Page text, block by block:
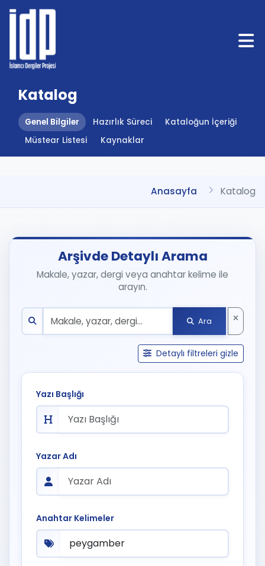
Katalog
Genel Bilgiler Hazırlık Süreci
Kataloğun İçeriği
Müstear Listesi
Kaynaklar
Anasayfa Katalog
Arşivde Detaylı Arama
Makale, yazar, dergi veya anahtar kelime ile
arayın.
Ara
Detaylı filtreleri gizle
Yazı Başlığı
Yazar Adı
Anahtar Kelimeler